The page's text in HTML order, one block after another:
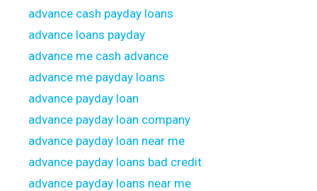
advance cash payday loans
advance loans payday
advance me cash advance
advance me payday loans
advance payday loan
advance payday loan company
advance payday loan near me
advance payday loans bad credit
advance payday loans near me